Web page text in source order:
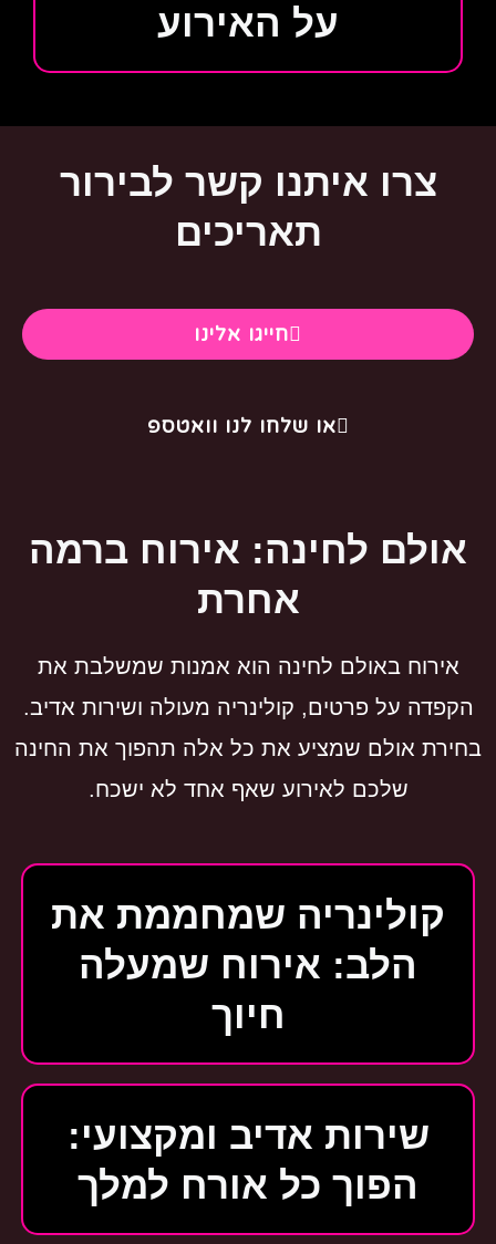
על האירוע
צרו איתנו קשר לבירור
תאריכים
חייגו אלינו
או שלחו לנו וואטספ
אולם לחינה: אירוח ברמה
אחרת
אירוח באולם לחינה הוא אמנות שמשלבת את
הקפדה על פרטים, קולינריה מעולה ושירות אדיב.
בחירת אולם שמציע את כל אלה תהפוך את החינה
שלכם לאירוע שאף אחד לא ישכח.
קולינריה שמחממת את
הלב: אירוח שמעלה
חיוך
שירות אדיב ומקצועי:
הפוך כל אורח למלך